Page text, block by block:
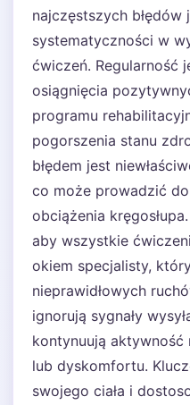
najczęstszych błędów
systematyczności w
ćwiczeń. Regularność
osiągnięcia
programu
pogorszenia stanu
błędem jest
co może prowadzić
obciążenia
aby wszystkie
okiem specjalisty,
nieprawidłowych
ignorują sygnały
kontynuują
lub dyskomfortu.
swojego ciała i